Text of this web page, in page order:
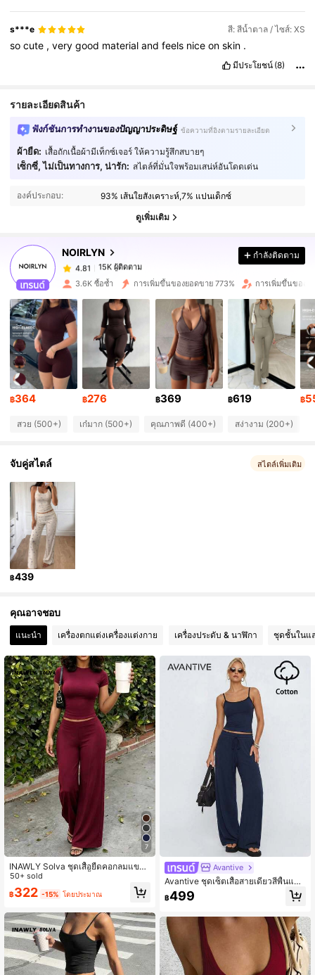
s***e สี: สีน้ำตาล / ไซส์: XS
socute ,verygood materialandfeels niceonskin .
มีประโยชน์ (8)
รายละเอียดสินค้า
ฟังก์ชันการทำงานของปัญญาประดิษฐ์ ข้อความที่อิงตามรายละเอียด
ผ้ายืด: เสื้อถักเนื้อผ้ามีเท็กซ์เจอร์ ให้ความรู้สึกสบายๆ
เซ็กซี่, ไม่เป็นทางการ, น่ารัก: สไตล์ที่มั่นใจพร้อมเสน่ห์อันโดดเด่น
องค์ประกอบ: 93% เส้นใยสังเคราะห์,7% แปนเด็กซ์
ดูเพิ่มเติม
NOIRLYN
4.81 15K ผู้ติดตาม
15K ผู้ติดตาม
4.81
15K ผู้ติดตาม
p***n
จ่าย1 วันที่ผ่านมา
4.81 15K ผู้ติดตาม
4.81 15K ผู้ติดตาม
4.81 15K ผู้ติดตาม
กำลังติดตาม
3.6K ซื้อซ้ำ การเพิ่มขึ้นของยอดขาย 773% การเพิ่มขึ้นของผู้
฿364 ฿276 ฿369 ฿619 ฿
สวย (500+) เก๋มาก (500+) คุณภาพดี (400+) สง่างาม (200+)
จับคู่สไตล์ สไตล์เพิ่มเติม
฿439
คุณอาจชอบ
แนะนำ เครื่องตกแต่งเครื่องแต่งกาย เครื่องประดับ & นาฬิกา ชุดชั้นในแ
7
INAWLY Solva ชุดเสื้อยืดคอกลมแขนสั้
นและกางเกงขายาวสีพื้นสำหรับผู้หญิง
2 ชิ้น
50+ sold
฿322 -15% โดยประมาณ
Avantive
Avantive ชุดเซ็ตเสื้อสายเดี่ยวสีพื้นและ
กางเกงขายาวสำหรับผู้หญิง ลำลอง ใส่ไ
ด้ทุกวัน
฿499